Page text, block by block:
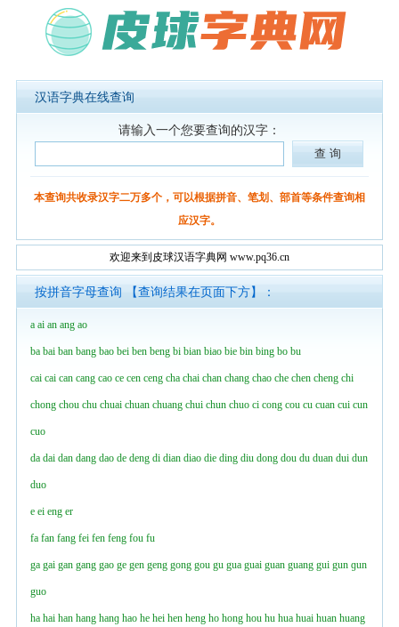
汉语字典在线查询
请输入一个您要查询的汉字：
本查询共收录汉字二万多个，可以根据拼音、笔划、部首等条件查询相
应汉字。
欢迎来到皮球汉语字典网 www.pq36.cn
按拼音字母查询 【查询结果在页面下方】：
a ai an ang ao
ba bai ban bang bao bei ben beng bi bian biao bie bin bing bo bu
cai cai can cang cao ce cen ceng cha chai chan chang chao che chen cheng chi
chong chou chu chuai chuan chuang chui chun chuo ci cong cou cu cuan cui cun
cuo
da dai dan dang dao de deng di dian diao die ding diu dong dou du duan dui dun
duo
e ei eng er
fa fan fang fei fen feng fou fu
ga gai gan gang gao ge gen geng gong gou gu gua guai guan guang gui gun ɡun
guo
ha hai han hang hanɡ hao he hei hen heng ho hong hou hu hua huai huan huang